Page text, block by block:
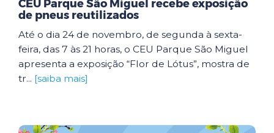
CEU Parque São Miguel recebe exposição
de pneus reutilizados
Até o dia 24 de novembro, de segunda à sexta-
feira, das 7 às 21 horas, o CEU Parque São Miguel
apresenta a exposição “Flor de Lótus”, mostra de
tr... [saiba mais]